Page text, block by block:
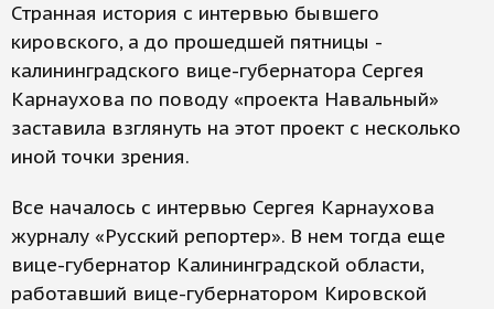
Странная история с интервью бывшего
кировского, а до прошедшей пятницы -
калининградского вице-губернатора Сергея
Карнаухова по поводу «проекта Навальный»
заставила взглянуть на этот проект с несколько
иной точки зрения.
Все началось с интервью Сергея Карнаухова
журналу «Русский репортер». В нем тогда еще
вице-губернатор Калининградской области,
работавший вице-губернатором Кировской